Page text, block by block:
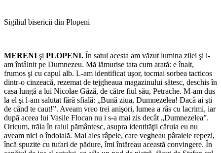
Sigiliul bisericii din Plopeni
MERENI şi PLOPENI. În satul acesta am văzut lumina zilei şi l-
am întâlnit pe Dumnezeu. Mă lămurise tata cum arată: e înalt,
frumos şi cu capul alb. L-am identificat uşor, tocmai sorbea tacticos
dintr-o cinzeacă, rezemat de tejgheaua magazinului sătesc, deschis în
casa lungă a lui Nicolae Gâză, de către fiul său, Petrache. M-am dus
la el şi l-am salutat fără sfială: „Bună ziua, Dumnezelea! Dacă ai şti
de când te caut!”. Aveam vreo trei anişori, lumea a râs cu lacrimi, iar
după aceea lui Vasile Flocan nu i s-a mai zis decât „Dumnezelea”.
Oricum, trăia în raiul pământesc, asupra identităţii căruia eu nu
aveam nici o îndoială. Mai ales râpele, care vegheau pâraiele repezi,
încă spuzite cu tufari de pădure, îmi întăreau această convingere. În